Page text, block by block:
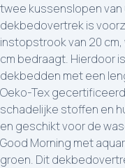
twee kussenslopen van
dekbedovertrek is
instopstrook van 20
cm bedraagt. Hierdoor
dekbedden met een
Oeko-Tex
schadelijke stoffen en
en geschikt voor de
Good Morning met
groen. Dit